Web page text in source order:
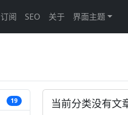
订阅 SEO 关于 界面主题
19 当前分类没有文